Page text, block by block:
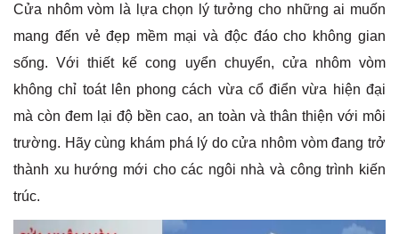
Cửa nhôm vòm là lựa chọn lý tưởng cho những ai muốn
mang đến vẻ đẹp mềm mại và độc đáo cho không gian
sống. Với thiết kế cong uyển chuyển, cửa nhôm vòm
không chỉ toát lên phong cách vừa cổ điển vừa hiện đại
mà còn đem lại độ bền cao, an toàn và thân thiện với môi
trường. Hãy cùng khám phá lý do cửa nhôm vòm đang trở
thành xu hướng mới cho các ngôi nhà và công trình kiến
trúc.